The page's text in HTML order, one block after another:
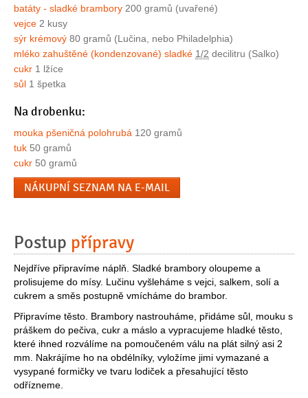
batáty - sladké brambory 200 gramů (uvařené)
vejce 2 kusy
sýr krémový 80 gramů (Lučina, nebo Philadelphia)
mléko zahuštěné (kondenzované) sladké 1/2 decilitru (Salko)
cukr 1 lžíce
sůl 1 špetka
Na drobenku:
mouka pšeničná polohrubá 120 gramů
tuk 50 gramů
cukr 50 gramů
NÁKUPNÍ SEZNAM NA E-MAIL
Postup přípravy
Nejdříve připravíme náplň. Sladké brambory oloupeme a
prolisujeme do mísy. Lučinu vyšleháme s vejci, salkem, solí a
cukrem a směs postupně vmícháme do brambor.
Připravíme těsto. Brambory nastrouháme, přidáme sůl, mouku s
práškem do pečiva, cukr a máslo a vypracujeme hladké těsto,
které ihned rozválíme na pomoučeném válu na plát silný asi 2
mm. Nakrájíme ho na obdélníky, vyložíme jimi vymazané a
vysypané formičky ve tvaru lodiček a přesahující těsto
odřízneme.